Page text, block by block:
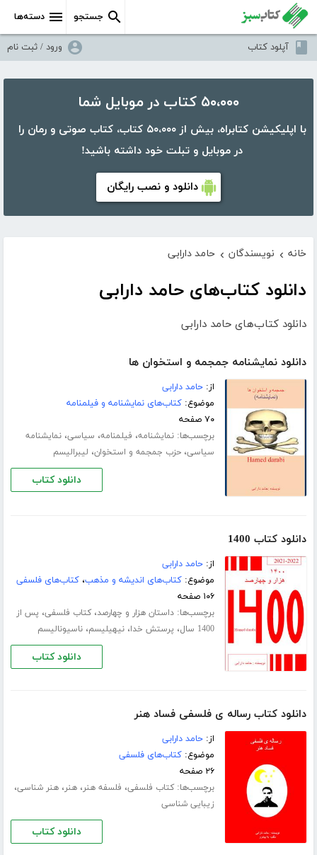
دسته‌ها جستجو
آپلود کتاب ورود / ثبت نام
۵۰،۰۰۰ کتاب در موبایل شما
با اپلیکیشن کتابراه، بیش از ۵۰،۰۰۰ کتاب، کتاب صوتی و رمان را
در موبایل و تبلت خود داشته باشید!
دانلود و نصب رایگان
خانه › نویسندگان › حامد دارابی
دانلود کتاب‌های حامد دارابی
دانلود کتاب‌های حامد دارابی
دانلود نمایشنامه جمجمه و استخوان ها
از:حامد دارابی
موضوع:کتاب‌های نمایشنامه و فیلمنامه
۷۰ صفحه
برچسب‌ها:نمایشنامه، فیلمنامه، سیاسی،نمایشنامه
سیاسی،حزب جمجمه و استخوان، لیبرالیسم
دانلود کتاب
دانلود کتاب 1400
از:حامد دارابی
موضوع:کتاب‌های اندیشه و مذهب،کتاب‌های فلسفی
۱۰۶ صفحه
برچسب‌ها:داستان هزار و چهارصد،کتاب فلسفی، پس از
1400 سال
، پرستش خدا،نیهیلیسم،ناسیونالیسم
دانلود کتاب
دانلود کتاب رساله ی فلسفی فساد هنر
از:حامد دارابی
موضوع:کتاب‌های فلسفی
۲۶ صفحه
برچسب‌ها:کتاب فلسفی، فلسفه هنر،هنر،هنر شناسی،
زیبایی شناسی
دانلود کتاب